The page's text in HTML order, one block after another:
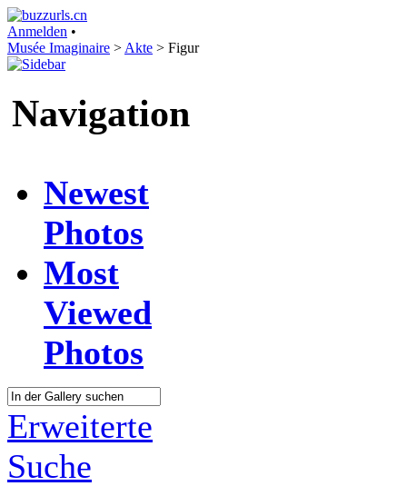
Anmelden •
Musée Imaginaire > Akte > Figur
Navigation
Newest
Photos
Most
Viewed
Photos
Erweiterte
Suche